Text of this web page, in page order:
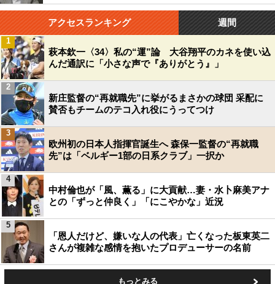
アクセスランキング 週間
萩本欽一〈34〉私の“運”論 大谷翔平のカネを使い込
んだ通訳に「小さな声で『ありがとう』」
1
新庄監督の“再就職先”に挙がるまさかの球団 采配に
賛否もチームのテコ入れ役にうってつけ
2
欧州初の日本人指揮官誕生へ 森保一監督の“再就職
先”は「ベルギー1部の日系クラブ」一択か
3
中村倫也が「風、薫る」に大貢献…妻・水卜麻美アナ
との「ずっと仲良く」「にこやかな」近況
4
「恩人だけど、嫌いな人の代表」亡くなった板東英二
さんが複雑な感情を抱いたプロデューサーの名前
5
もっとみる